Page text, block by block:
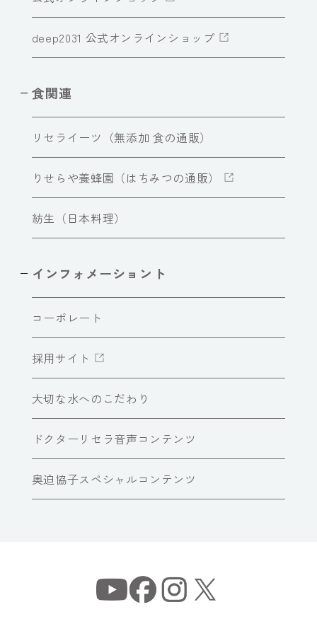
deep2031 公式オンラインショップ
食関連
リセライーツ（無添加 食の通販）
りせらや養蜂園（はちみつの通販）
紡生（日本料理）
インフォメーショント
コーポレート
採用サイト
大切な水へのこだわり
ドクターリセラ音声コンテンツ
奥迫協子スペシャルコンテンツ